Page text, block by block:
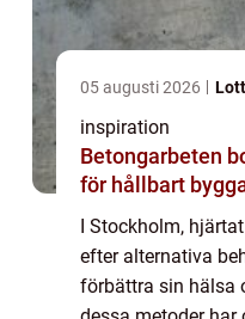
05 augusti 2026
inspiration
Betongarbeten borås en
för hållbart
I Stockholm,
efter alternativa
förbättra sin hälsa